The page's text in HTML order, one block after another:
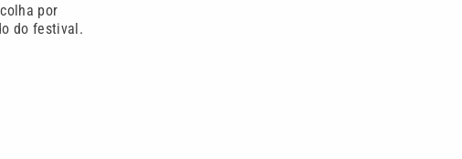
por
do festival.